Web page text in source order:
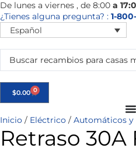
De lunes a viernes , de 8:00 a
¿Tienes alguna pregunta? : 1-
Español
$0.00 0
Inicio / Eléctrico / Automáticos y
Retraso 30A